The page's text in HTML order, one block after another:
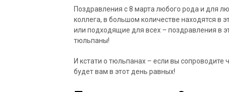
Поздравления с 8 марта любого рода и для
коллега, в большом количестве находятся в
или подходящие для всех – поздравления в
тюльпаны!
И кстати о тюльпанах – если вы сопроводите
будет вам в этот день равных!